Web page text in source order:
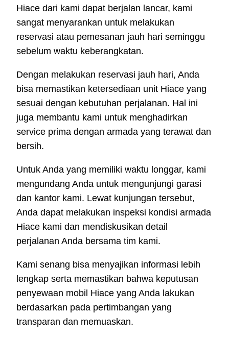
Hiace dari kami dapat berjalan lancar, kami
sangat menyarankan untuk melakukan
reservasi atau pemesanan jauh hari seminggu
sebelum waktu keberangkatan.
Dengan melakukan reservasi jauh hari, Anda
bisa memastikan ketersediaan unit Hiace yang
sesuai dengan kebutuhan perjalanan. Hal ini
juga membantu kami untuk menghadirkan
service prima dengan armada yang terawat dan
bersih.
Untuk Anda yang memiliki waktu longgar, kami
mengundang Anda untuk mengunjungi garasi
dan kantor kami. Lewat kunjungan tersebut,
Anda dapat melakukan inspeksi kondisi armada
Hiace kami dan mendiskusikan detail
perjalanan Anda bersama tim kami.
Kami senang bisa menyajikan informasi lebih
lengkap serta memastikan bahwa keputusan
penyewaan mobil Hiace yang Anda lakukan
berdasarkan pada pertimbangan yang
transparan dan memuaskan.